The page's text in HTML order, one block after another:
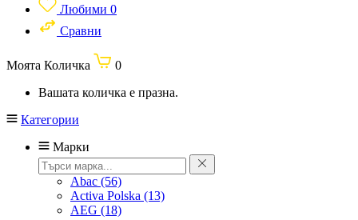
Любими 0
Сравни
Моята Количка
0
Вашата количка е празна.
Категории
Марки
Abac (56)
Activa Polska (13)
AEG (18)